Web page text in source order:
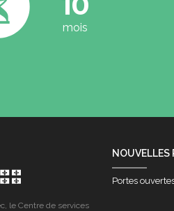
mois
le Centre de services
NOUVELLES
Portes